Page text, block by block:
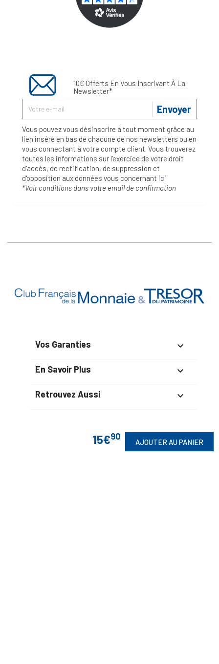
15€90
AJOUTER AU PANIER
10€ Offerts En Vous Inscrivant À La
Newsletter*
Envoyer
Vous pouvez vous désinscrire à tout moment grâce au
lien inséré en bas de chacune de nos newsletters ou en
vous connectant à votre compte client. Vous trouverez
toutes les informations sur l’exercice de votre droit
d'accès, de rectification, de suppression et
d'opposition aux données vous concernant ici
*Voir conditions dans votre email de confirmation
Vos Garanties 
En Savoir Plus 
Retrouvez Aussi 
Suivez-Nous